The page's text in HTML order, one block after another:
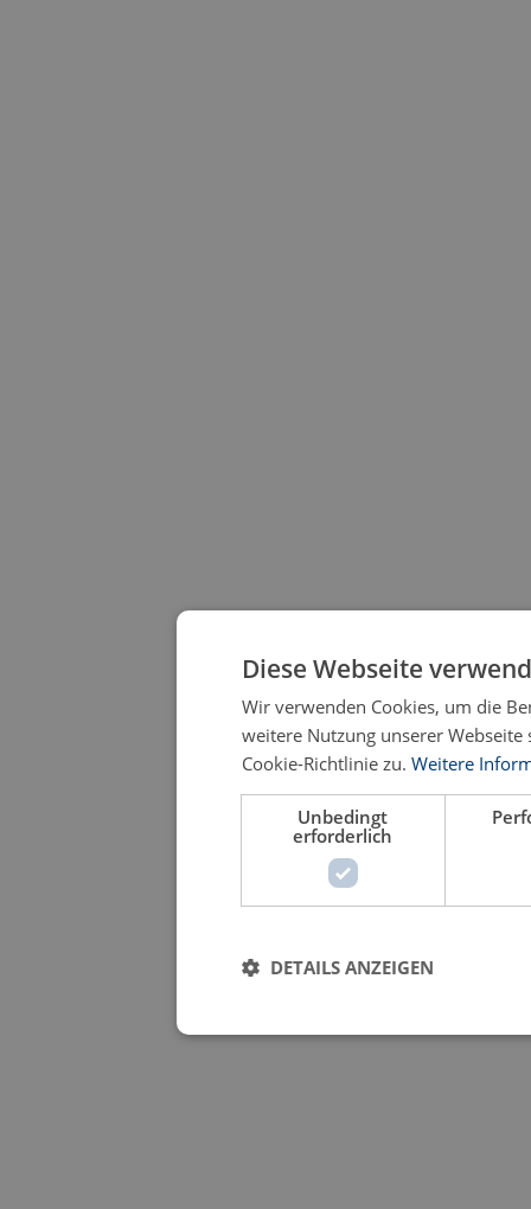
Diese Webseite
Wir verwenden Cookies, um die
weitere Nutzung unserer
Cookie-Richtlinie zu. Weitere
Unbedingt
erforderlich
DETAILS ANZEIGEN